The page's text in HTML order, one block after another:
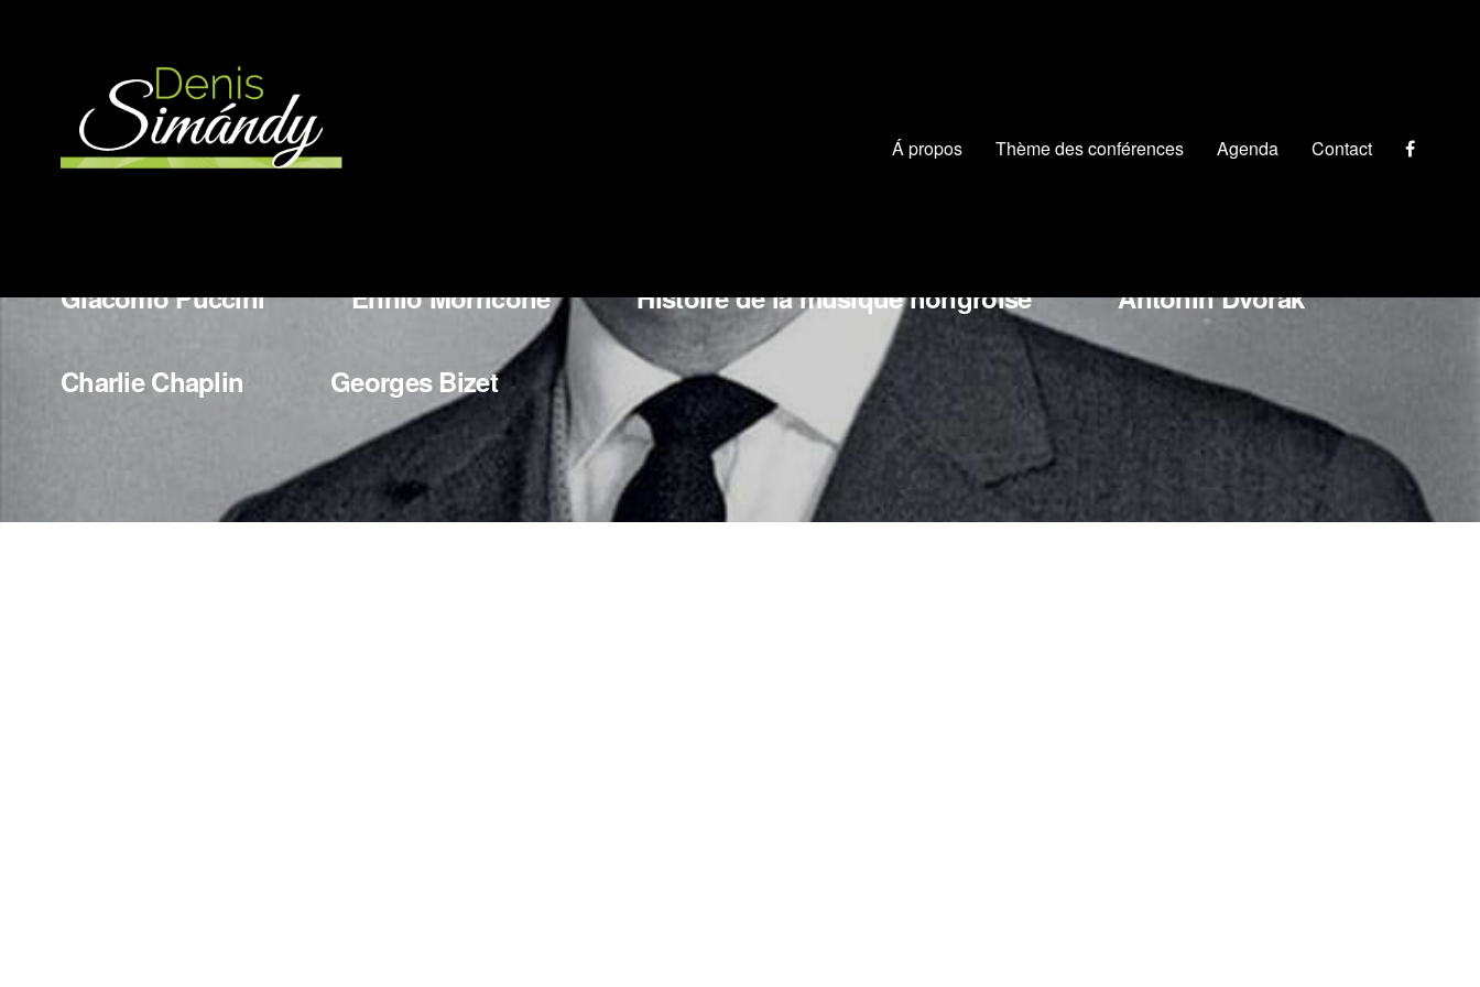
Á propos Thème des conférences Agenda Contact
More Works
Giacomo Puccini Ennio Morricone Histoire de la musique hongroise Antonín Dvořák
Charlie Chaplin Georges Bizet